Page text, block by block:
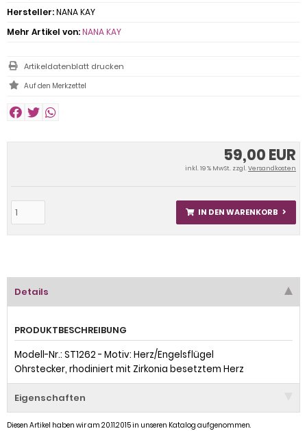
59,00 EUR
inkl. 19 % MwSt. zzgl.Versandkosten
IN DEN WARENKORB
Hersteller:NANA KAY
Mehr Artikel von:NANA KAY
Artikeldatenblatt drucken
Details
PRODUKTBESCHREIBUNG
Modell-Nr.: ST1262 - Motiv: Herz/Engelsflügel
Ohrstecker, rhodiniert mit Zirkonia besetztem Herz
Eigenschaften
Diesen Artikel haben wir am 20.11.2015 in unseren Katalog aufgenommen.